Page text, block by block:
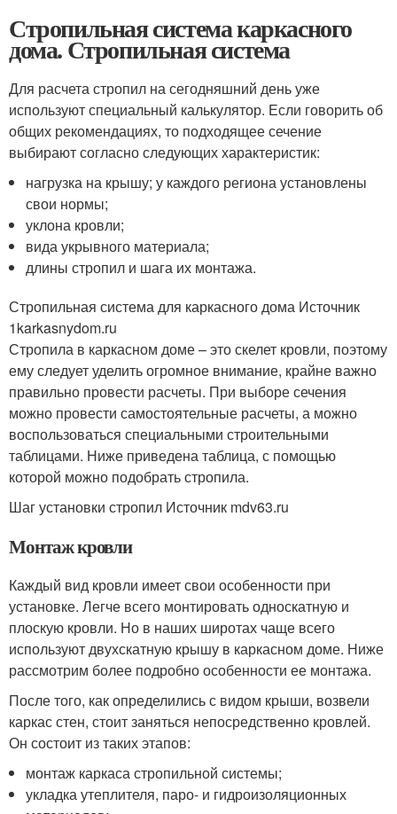
Стропильная система каркасного
дома. Стропильная система
Для расчета стропил на сегодняшний день уже
используют специальный калькулятор. Если говорить об
общих рекомендациях, то подходящее сечение
выбирают согласно следующих характеристик:
нагрузка на крышу; у каждого региона установлены
свои нормы;
уклона кровли;
вида укрывного материала;
длины стропил и шага их монтажа.
Стропильная система для каркасного дома Источник
1karkasnydom.ru
Стропила в каркасном доме – это скелет кровли, поэтому
ему следует уделить огромное внимание, крайне важно
правильно провести расчеты. При выборе сечения
можно провести самостоятельные расчеты, а можно
воспользоваться специальными строительными
таблицами. Ниже приведена таблица, с помощью
которой можно подобрать стропила.
Шаг установки стропил Источник mdv63.ru
Монтаж кровли
Каждый вид кровли имеет свои особенности при
установке. Легче всего монтировать односкатную и
плоскую кровли. Но в наших широтах чаще всего
используют двухскатную крышу в каркасном доме. Ниже
рассмотрим более подробно особенности ее монтажа.
После того, как определились с видом крыши, возвели
каркас стен, стоит заняться непосредственно кровлей.
Он состоит из таких этапов:
монтаж каркаса стропильной системы;
укладка утеплителя, паро- и гидроизоляционных